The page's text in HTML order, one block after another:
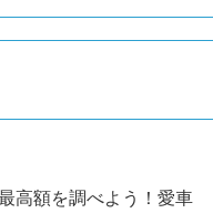
高額を調べよう！愛車